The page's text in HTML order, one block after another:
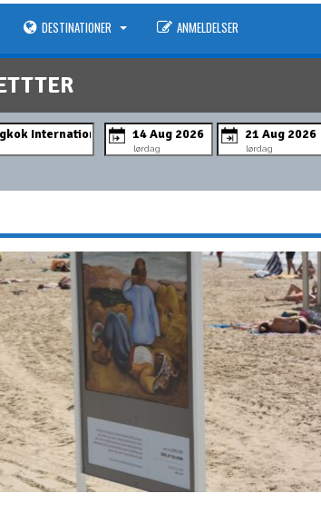
DESTINATIONER ANMELDELSER
lørdag lørdag